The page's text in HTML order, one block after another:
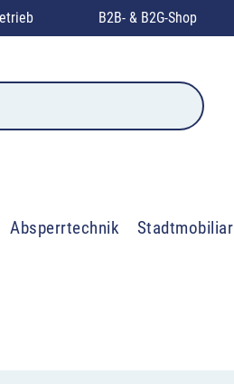
B2B- & B2G-Shop
Absperrtechnik Stadtmobiliar